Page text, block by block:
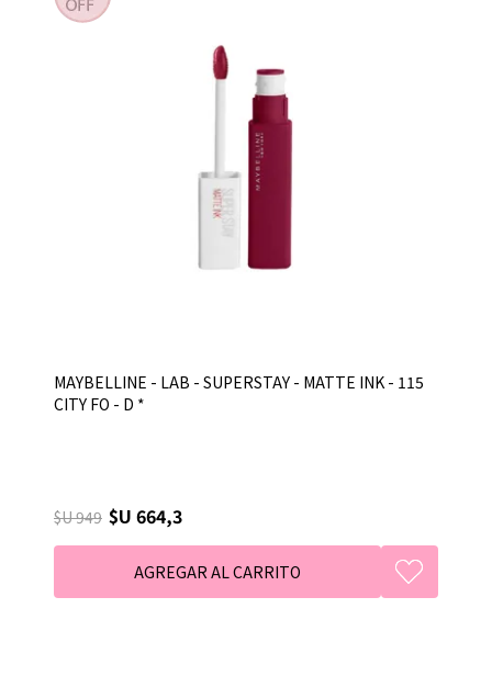
MAYBELLINE - LAB - SUPERSTAY - MATTE INK - 115
CITY FO - D *
$U 949 $U 664,3